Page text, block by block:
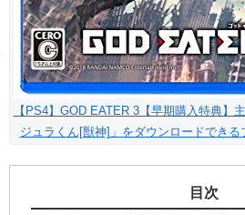
【PS4】GOD EATER 3【早期購入特典】
ジュラくん[獣神]」をダウンロードでき
目次